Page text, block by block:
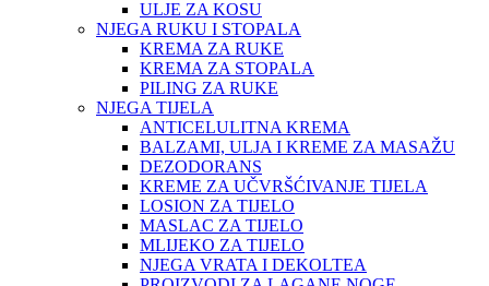
ULJE ZA KOSU
NJEGA RUKU I STOPALA
KREMA ZA RUKE
KREMA ZA STOPALA
PILING ZA RUKE
NJEGA TIJELA
ANTICELULITNA KREMA
BALZAMI, ULJA I KREME ZA MASAŽU
DEZODORANS
KREME ZA UČVRŠĆIVANJE TIJELA
LOSION ZA TIJELO
MASLAC ZA TIJELO
MLIJEKO ZA TIJELO
NJEGA VRATA I DEKOLTEA